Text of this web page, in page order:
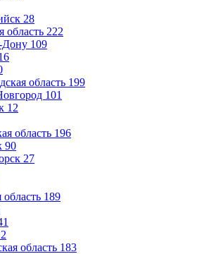
28
область 222
Дону 109
область 199
101
12
область 196
90
27
189
область 183